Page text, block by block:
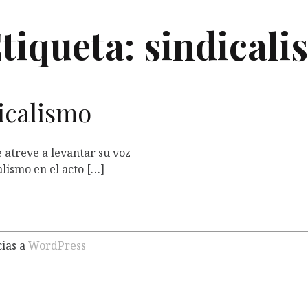
atreve a levantar su voz
en el acto […]
aWordPress